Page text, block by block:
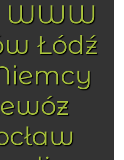
WWW
Łódź